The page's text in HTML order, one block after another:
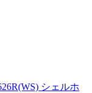
シェルホ